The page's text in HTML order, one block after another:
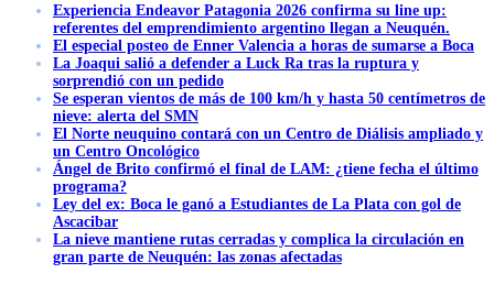
Experiencia Endeavor Patagonia 2026 confirma su line up:
referentes del emprendimiento argentino llegan a Neuquén.
El especial posteo de Enner Valencia a horas de sumarse a Boca
La Joaqui salió a defender a Luck Ra tras la ruptura y
sorprendió con un pedido
Se esperan vientos de más de 100 km/h y hasta 50 centímetros de
nieve: alerta del SMN
El Norte neuquino contará con un Centro de Diálisis ampliado y
un Centro Oncológico
Ángel de Brito confirmó el final de LAM: ¿tiene fecha el último
programa?
Ley del ex: Boca le ganó a Estudiantes de La Plata con gol de
Ascacibar
La nieve mantiene rutas cerradas y complica la circulación en
gran parte de Neuquén: las zonas afectadas